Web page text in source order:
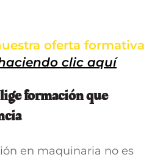
oferta formativa
clic aquí
formación que
en maquinaria no es